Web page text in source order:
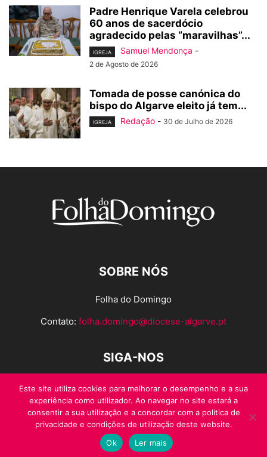
Padre Henrique Varela celebrou
60 anos de sacerdócio
agradecido pelas “maravilhas”...
IGREJA Samuel Mendonça -
2 de Agosto de 2026
Tomada de posse canónica do
bispo do Algarve eleito já tem...
IGREJA Redação - 30 de Julho de 2026
SOBRE NÓS
Folha do Domingo
Contato: folha.domingo@diocese-algarve.pt
SIGA-NOS
© Folha do Domingo 2026, todos os direitos reservados.
Este site utiliza cookies para melhorar o desempenho e a sua
experiência como utilizador. Ao navegar no site estará a
consentir a sua utilização e a concordar com a politica de
privacidade e condições de utilização deste website.
Ok
Ler mais